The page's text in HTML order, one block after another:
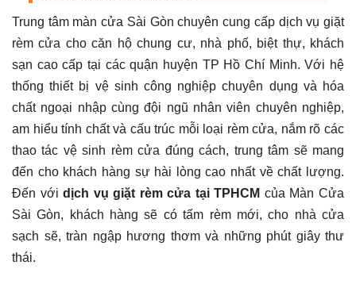
Trung tâm màn cửa Sài Gòn chuyên cung cấp dịch vụ giặt
rèm cửa cho căn hộ chung cư, nhà phố, biệt thự, khách
sạn cao cấp tại các quận huyện TP Hồ Chí Minh. Với hệ
thống thiết bị vệ sinh công nghiệp chuyên dụng và hóa
chất ngoại nhập cùng đội ngũ nhân viên chuyên nghiệp,
am hiểu tính chất và cấu trúc mỗi loại rèm cửa, nắm rõ các
thao tác vệ sinh rèm cửa đúng cách, trung tâm sẽ mang
đến cho khách hàng sự hài lòng cao nhất về chất lượng.
Đến vớidịch vụ giặt rèm cửa tại TPHCM của Màn Cửa
Sài Gòn, khách hàng sẽ có tấm rèm mới, cho nhà cửa
sạch sẽ, tràn ngập hương thơm và những phút giây thư
thái.